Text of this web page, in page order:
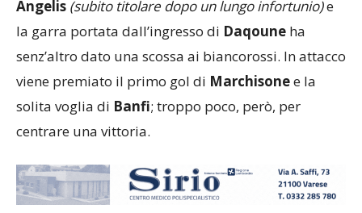
Angelis (subito titolare dopo un lungo infortunio)e
la garra portata dall’ingresso di Daqoune ha
senz’altro dato una scossa ai biancorossi. In attacco
viene premiato il primo gol di Marchisonee la
solita voglia di Banfi; troppo poco, però, per
centrare una vittoria.